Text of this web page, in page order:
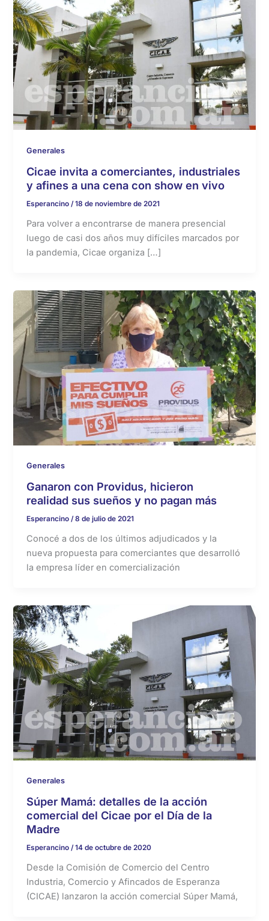
Generales
Cicae invita a comerciantes, industriales
y afines a una cena con show en vivo
Esperancino/18 de noviembre de 2021
Para volver a encontrarse de manera presencial
luego de casi dos años muy difíciles marcados por
la pandemia, Cicae organiza […]
Generales
Ganaron con Providus, hicieron
realidad sus sueños y no pagan más
Esperancino/8 de julio de 2021
Conocé a dos de los últimos adjudicados y la
nueva propuesta para comerciantes que desarrolló
la empresa líder en comercialización
Generales
Súper Mamá: detalles de la acción
comercial del Cicae por el Día de la
Madre
Esperancino/14 de octubre de 2020
Desde la Comisión de Comercio del Centro
Industria, Comercio y Afincados de Esperanza
(CICAE) lanzaron la acción comercial Súper Mamá,